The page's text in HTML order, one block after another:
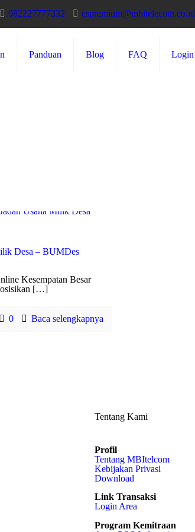
082227777332 cspremium@mbitelecom.co.id
Panduan Blog FAQ Login
Desa – BUMDes
Kesempatan Besar
[…]
0 Baca selengkapnya
Tentang Kami
Profil
Tentang MBItelcom
Kebijakan Privasi
Download
Link Transaksi
Login Area
Program Kemitraan